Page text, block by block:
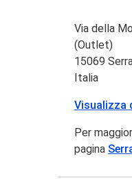
Via della
(Outlet)
15069
Italia
Visualizza
Per
pagina